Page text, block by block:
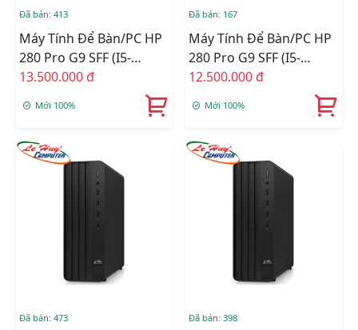
Đã bán: 413
Máy Tính Để Bàn/PC HP
280 Pro G9 SFF (i5-
12500/8GB
RAM/512GSSD/WL+BT/K+M/Win
11) (72K93PA)
13.500.000 đ
Mới 100%
Đã bán: 167
Máy Tính Để Bàn/PC HP
280 Pro G9 SFF (i5-
12500/8GB
RAM/256GSSD/WL+BT/
11) (72K92PA)
12.500.000 đ
Mới 100%
Đã bán: 473 Đã bán: 398